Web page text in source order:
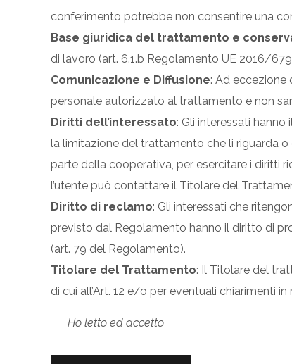
e
n
conferimento potrebbe non consentire una
Base giuridica del trattamento e
di lavoro (art. 6.1.b Regolamento UE 2016/
Comunicazione e Diffusione: Ad eccezione
personale autorizzato al trattamento e non
Diritti dell’interessato: Gli interessati
la limitazione del trattamento che li riguarda
parte della cooperativa, per esercitare i diritti
l’utente può contattare il Titolare del
Diritto di reclamo: Gli interessati che
previsto dal Regolamento hanno il diritto di
(art. 79 del Regolamento).
Titolare del Trattamento: Il Titolare del
di cui all’Art. 12 e/o per eventuali chiarimenti
Ho letto ed accetto